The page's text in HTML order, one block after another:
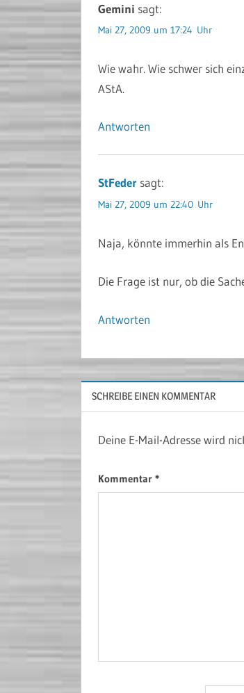
Gemini sagt:
Mai 27, 2009 um 17:24 Uhr
Wie wahr. Wie schwer sich
AStA.
Antworten
StFeder sagt:
Mai 27, 2009 um 22:40 Uhr
Naja, könnte immerhin als
Die Frage ist nur, ob die
Antworten
SCHREIBE EINEN KOMMENTAR
Deine E-Mail-Adresse wird
Kommentar *